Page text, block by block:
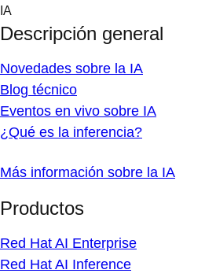
Skip
content
IA
Descripción general
Novedades sobre la IA
Blog técnico
Eventos en vivo sobre IA
¿Qué es la inferencia?
Más información sobre la IA
Productos
Red Hat AI Enterprise
Red Hat AI Inference